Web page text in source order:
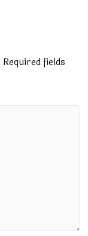
Required fields